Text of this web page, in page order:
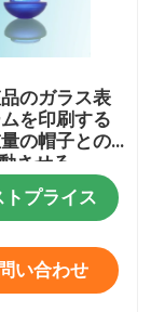
のガラス表
を印刷する
の帽子との
させる
トプライス
い合わせ